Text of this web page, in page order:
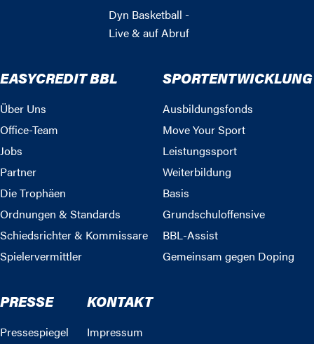
Dyn Basketball -
Live & auf Abruf
EASYCREDIT BBL
Über Uns
Office-Team
Jobs
Partner
Die Trophäen
Ordnungen & Standards
Schiedsrichter & Kommissare
Spielervermittler
SPORTENTWICKLUNG
Ausbildungsfonds
Move Your Sport
Leistungssport
Weiterbildung
Basis
Grundschuloffensive
BBL-Assist
Gemeinsam gegen Doping
PRESSE
Pressespiegel
KONTAKT
Impressum